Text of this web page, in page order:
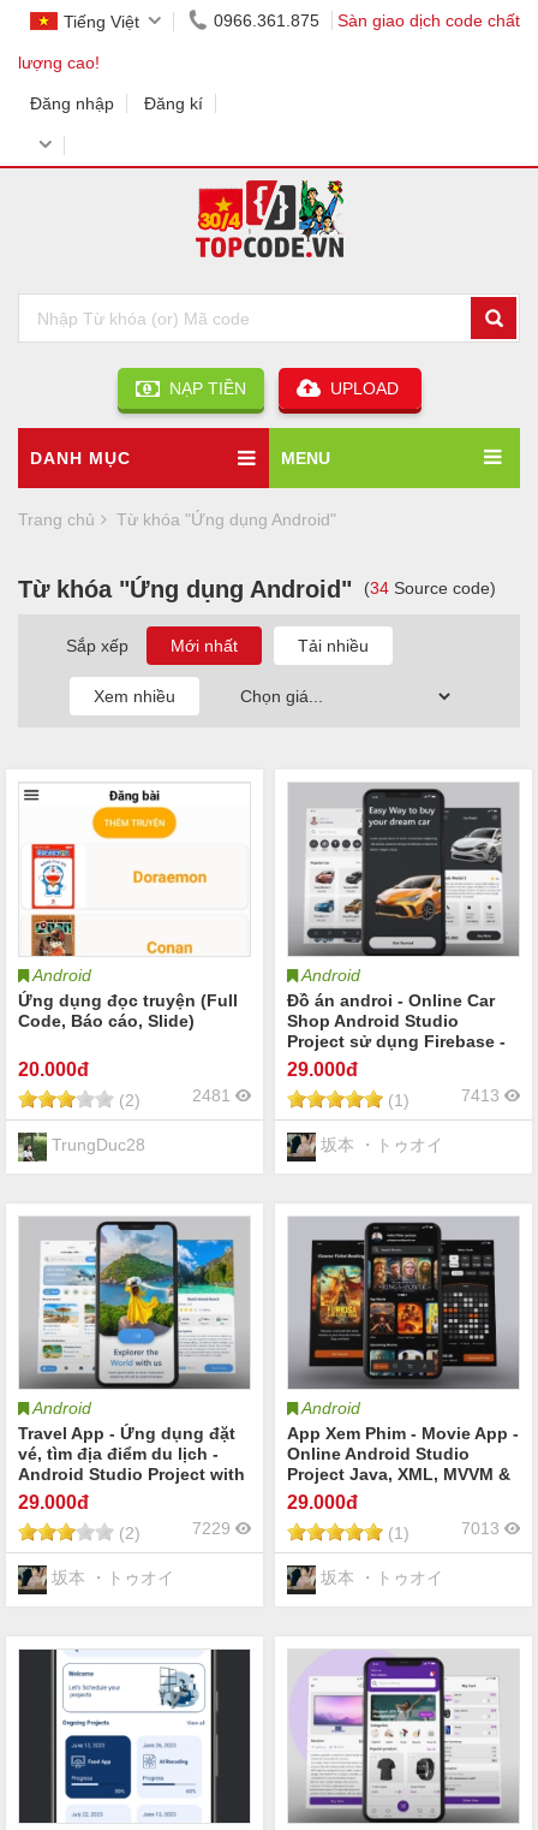
Tiếng Việt 0966.361.875 Sàn giao dịch code chất
lượng cao!
Đăng nhập Đăng kí
NẠP TIỀN UPLOAD
DANH MỤC MENU
Trang chủ Từ khóa "Ứng dụng Android"
Từ khóa "Ứng dụng Android" (34 Source code)
Sắp xếp
Android
Ứng dụng đọc truyện (Full
Code, Báo cáo, Slide)
20.000đ
(2) 2481
TrungDuc28
Android
Đồ án androi - Online Car
Shop Android Studio
Project sử dụng Firebase -
Giao diện đẹp mắt
29.000đ
(1) 7413
坂本 ・トゥオイ
Android
Travel App - Ứng dụng đặt
vé, tìm địa điểm du lịch -
Android Studio Project with
Firebase & Java
29.000đ
(2) 7229
坂本 ・トゥオイ
Android
App Xem Phim - Movie App -
Online Android Studio
Project Java, XML, MVVM &
Firebase sử dụng Firebase
29.000đ
(1) 7013
坂本 ・トゥオイ